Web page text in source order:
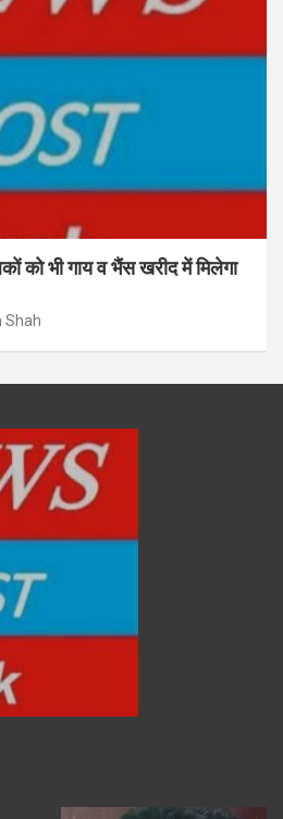
को भी गाय व भैंस खरीद में मिलेगा
Shah